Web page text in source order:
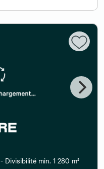
- Divisibilité min. 1 280 m²